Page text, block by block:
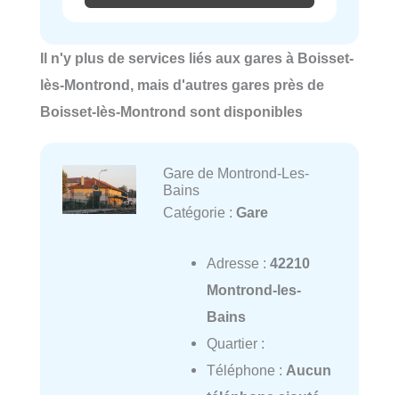
Il n'y plus de services liés aux gares à Boisset-
lès-Montrond, mais d'autres gares près de
Boisset-lès-Montrond sont disponibles
Gare de Montrond-Les-
Bains
Catégorie : Gare
Adresse : 42210
Montrond-les-
Bains
Quartier :
Téléphone : Aucun